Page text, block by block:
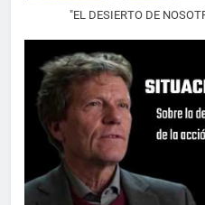
"EL DESIERTO DE